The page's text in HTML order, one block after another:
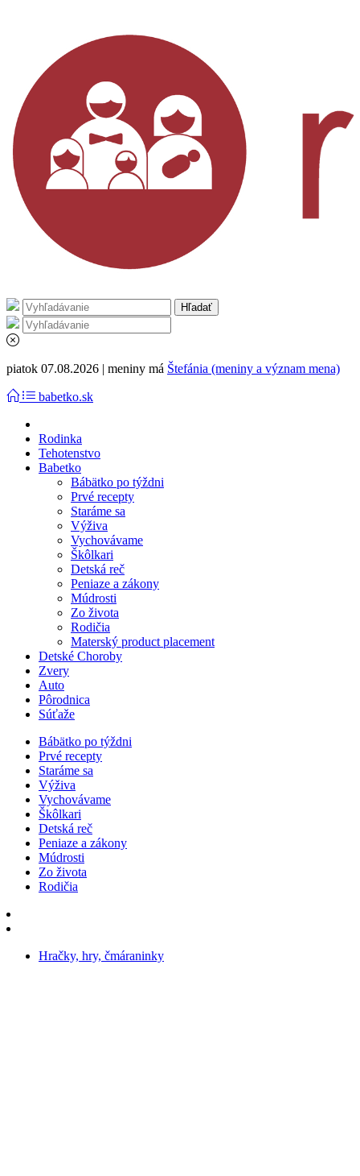
piatok 07.08.2026 | meniny má Štefánia (meniny a význam mena)
babetko.sk
Rodinka
Tehotenstvo
Babetko
Bábätko po týždni
Prvé recepty
Staráme sa
Výživa
Vychovávame
Škôlkari
Detská reč
Peniaze a zákony
Múdrosti
Zo života
Rodičia
Materský product placement
Detské Choroby
Zvery
Auto
Pôrodnica
Súťaže
Bábätko po týždni
Prvé recepty
Staráme sa
Výživa
Vychovávame
Škôlkari
Detská reč
Peniaze a zákony
Múdrosti
Zo života
Rodičia
Hračky, hry, čmáraninky